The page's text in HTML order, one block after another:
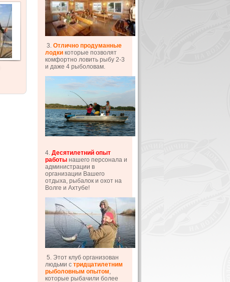
3. Отлично продуманные
лодки которые позволят
комфортно ловить рыбу 2-3
и даже 4 рыболовам.
4. Десятилетний опыт
работы нашего персонала и
администрации в
организации Вашего
отдыха, рыбалок и охот на
Волге и Ахтубе!
5. Этот клуб организован
людьми с тридцатилетним
рыболовным опытом,
которые рыбачили более